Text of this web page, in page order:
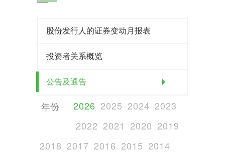
股份发行人的证券变动月报表
投资者关系概览
公告及通告
2026 2025 2024 2023
2022 2021 2020 2019
2018 2017 2016 2015 2014